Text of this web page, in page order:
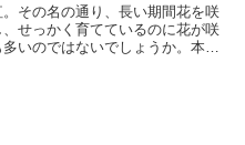
その名の通り、長い期間花を咲
せっかく育てているのに花が咲
いのではないでしょうか。本記